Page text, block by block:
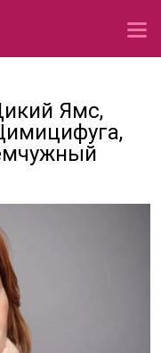
Ямс,